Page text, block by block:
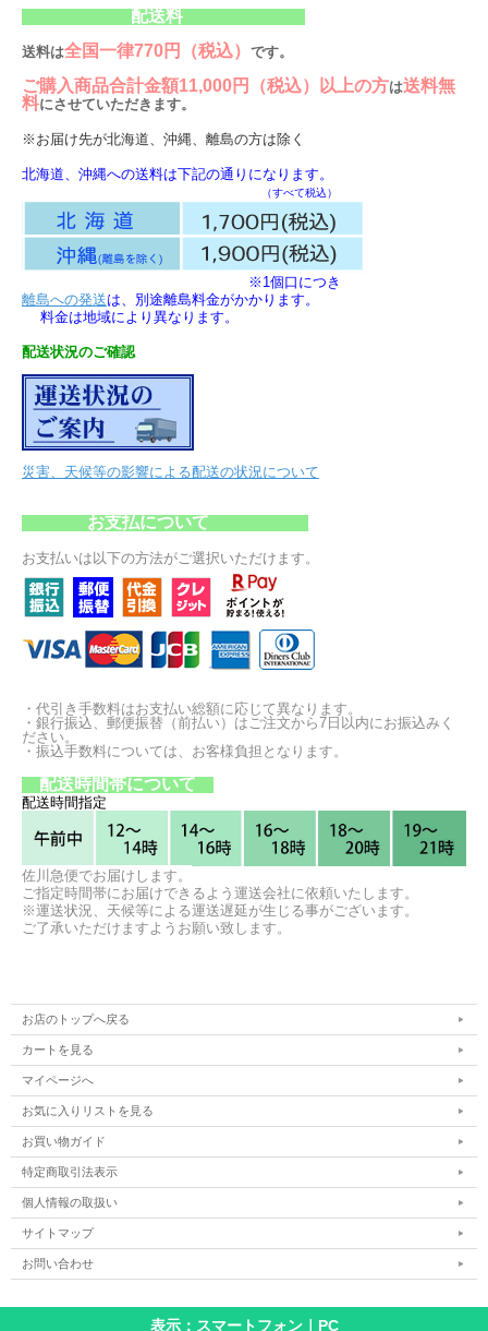
配送料
送料は全国一律770円（税込） です。
ご購入商品合計金額11,000円（税込）以上の方は送料無
料にさせていただきます。
※お届け先が北海道、沖縄、離島の方は除く
北海道、沖縄への送料は下記の通りになります。
（すべて税込）
※1個口につき
離島への発送は、別途離島料金がかかります。
料金は地域により異なります。
配送状況のご確認
災害、天候等の影響による配送の状況について
お支払について
お支払いは以下の方法がご選択いただけます。
・代引き手数料はお支払い総額に応じて異なります。
・銀行振込、郵便振替（前払い）はご注文から7日以内にお振込みく
ださい。
・振込手数料については、お客様負担となります。
配送時間帯について
配送時間指定
佐川急便でお届けします。
ご指定時間帯にお届けできるよう運送会社に依頼いたします。
※運送状況、天候等による運送遅延が生じる事がございます。
ご了承いただけますようお願い致します。
お店のトップへ戻る
カートを見る
マイページへ
お気に入りリストを見る
お買い物ガイド
特定商取引法表示
個人情報の取扱い
サイトマップ
お問い合わせ
表示：スマートフォン｜ PC